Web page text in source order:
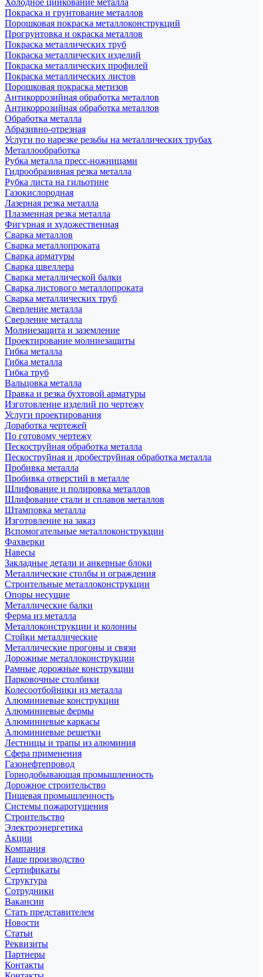
Холодное цинкование металла
Покраска и грунтование металлов
Порошковая покраска металлоконструкций
Прогрунтовка и окраска металлов
Покраска металлических труб
Покраска металлических изделий
Покраска металлических профилей
Покраска металлических листов
Порошковая покраска метизов
Антикоррозийная обработка металлов
Антикоррозийная обработка металлов
Обработка металла
Абразивно-отрезная
Услуги по нарезке резьбы на металлических трубах
Металлообработка
Рубка металла пресс-ножницами
Гидрообразивная резка металла
Рубка листа на гильотине
Газокислородная
Лазерная резка металла
Плазменная резка металла
Фигурная и художественная
Сварка металлов
Сварка металлопроката
Сварка арматуры
Сварка швеллера
Сварка металлической балки
Сварка листового металлопроката
Сварка металлических труб
Сверление металла
Сверление металла
Молниезащита и заземление
Проектирование молниезащиты
Гибка металла
Гибка металла
Гибка труб
Вальцовка металла
Правка и резка бухтовой арматуры
Изготовление изделий по чертежу
Услуги проектирования
Доработка чертежей
По готовому чертежу
Пескоструйная обработка металла
Пескоструйная и дробеструйная обработка металла
Пробивка металла
Пробивка отверстий в металле
Шлифование и полировка металлов
Шлифование стали и сплавов металлов
Штамповка металла
Изготовление на заказ
Вспомогательные металлоконструкции
Фахверки
Навесы
Закладные детали и анкерные блоки
Металлические столбы и ограждения
Строительные металлоконструкции
Опоры несущие
Металлические балки
Ферма из металла
Металлоконструкции и колонны
Стойки металлические
Металлические прогоны и связи
Дорожные металлоконструкции
Рамные дорожные конструкции
Парковочные столбики
Колесоотбойники из металла
Алюминиевые конструкции
Алюминиевые фермы
Алюминиевые каркасы
Алюминиевые решетки
Лестницы и трапы из алюминия
Сфера применения
Газонефтепровод
Горнодобывающая промышленность
Дорожное строительство
Пищевая промышленность
Системы пожаротушения
Строительство
Электроэнергетика
Акции
Компания
Наше производство
Сертификаты
Структура
Сотрудники
Вакансии
Стать представителем
Новости
Статьи
Реквизиты
Партнеры
Контакты